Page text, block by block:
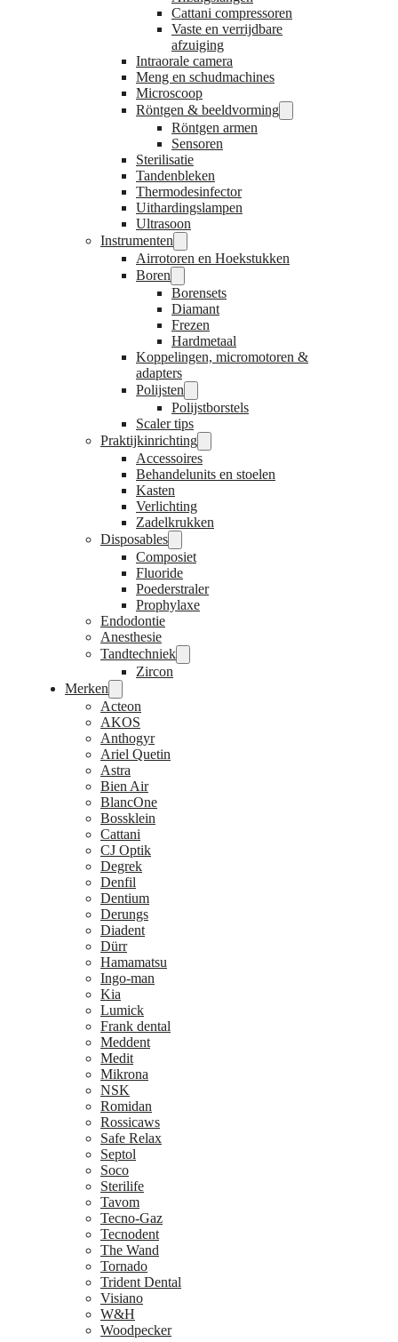
Cattani compressoren
Vaste en verrijdbare
afzuiging
Intraorale camera
Meng en schudmachines
Microscoop
Röntgen & beeldvorming
Röntgen armen
Sensoren
Sterilisatie
Tandenbleken
Thermodesinfector
Uithardingslampen
Ultrasoon
Instrumenten
Airrotoren en Hoekstukken
Boren
Borensets
Diamant
Frezen
Hardmetaal
Koppelingen, micromotoren &
adapters
Polijsten
Polijstborstels
Scaler tips
Praktijkinrichting
Accessoires
Behandelunits en stoelen
Kasten
Verlichting
Zadelkrukken
Disposables
Composiet
Fluoride
Poederstraler
Prophylaxe
Endodontie
Anesthesie
Tandtechniek
Zircon
Merken
Acteon
AKOS
Anthogyr
Ariel Quetin
Astra
Bien Air
BlancOne
Bossklein
Cattani
CJ Optik
Degrek
Denfil
Dentium
Derungs
Diadent
Dürr
Hamamatsu
Ingo-man
Kia
Lumick
Frank dental
Meddent
Medit
Mikrona
NSK
Romidan
Rossicaws
Safe Relax
Septol
Soco
Sterilife
Tavom
Tecno-Gaz
Tecnodent
The Wand
Tornado
Trident Dental
Visiano
W&H
Woodpecker